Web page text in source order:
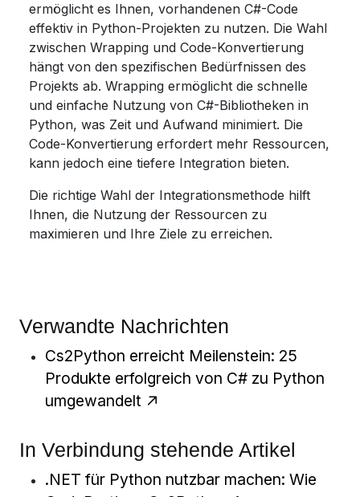
ermöglicht es Ihnen, vorhandenen C#-Code
effektiv in Python-Projekten zu nutzen. Die Wahl
zwischen Wrapping und Code-Konvertierung
hängt von den spezifischen Bedürfnissen des
Projekts ab. Wrapping ermöglicht die schnelle
und einfache Nutzung von C#-Bibliotheken in
Python, was Zeit und Aufwand minimiert. Die
Code-Konvertierung erfordert mehr Ressourcen,
kann jedoch eine tiefere Integration bieten.
Die richtige Wahl der Integrationsmethode hilft
Ihnen, die Nutzung der Ressourcen zu
maximieren und Ihre Ziele zu erreichen.
Verwandte Nachrichten
Cs2Python erreicht Meilenstein: 25
Produkte erfolgreich von C# zu Python
umgewandelt
In Verbindung stehende Artikel
.NET für Python nutzbar machen: Wie